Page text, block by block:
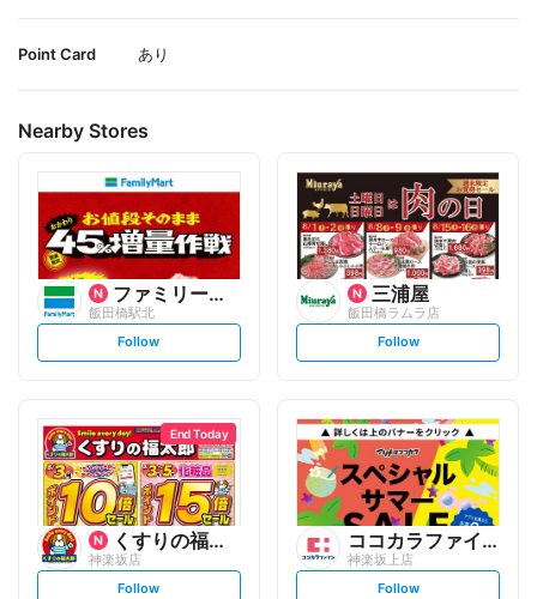
Point Card あり
Nearby Stores
ファミリーマート
飯田橋駅北
s
t
o
w
Follow
三浦屋
飯田橋ラムラ店
s
t
l
o
w
Follow
End Today
くすりの福太郎
神楽坂店
s
Follow
ココカラファイン
神楽坂上店
s
Follow